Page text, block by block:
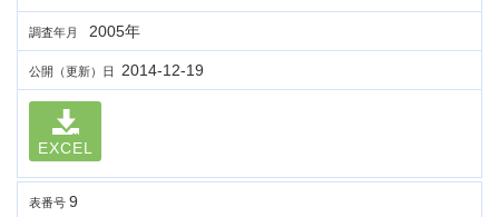
調査年月 2005年
公開（更新）日 2014-12-19
EXCEL
表番号 9